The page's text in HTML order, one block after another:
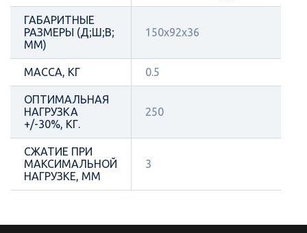
ГАБАРИТНЫЕ
РАЗМЕРЫ (Д;Ш;В;
ММ)
150х92х36
МАССА, КГ 0.5
ОПТИМАЛЬНАЯ
НАГРУЗКА
+/-30%, КГ.
250
СЖАТИЕ ПРИ
МАКСИМАЛЬНОЙ
НАГРУЗКЕ, ММ
3